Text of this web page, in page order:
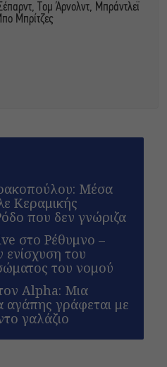
Τομ Άρνολντ, Μπράντλεϊ
Μπρίτζες
Μέσα
Κεραμικής
που δεν γνώριζα
στο Ρέθυμνο –
ενίσχυση του
του νομού
Alpha: Μια
αγάπης γράφεται με
γαλάζιο